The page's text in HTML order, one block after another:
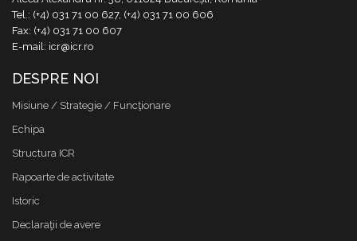
Tel.: (+4) 031 71 00 627, (+4) 031 71 00 606
Fax: (+4) 031 71 00 607
E-mail: icr@icr.ro
DESPRE NOI
Misiune / Strategie / Funcţionare
Echipa
Structura ICR
Rapoarte de activitate
Istoric
Declaraţii de avere